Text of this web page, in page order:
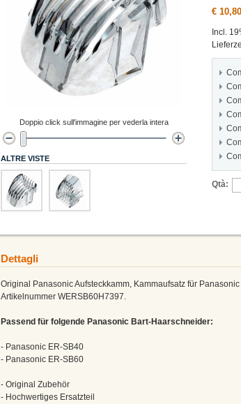
€ 10,80
Incl.
Qtà:
Doppio click sull'immagine per vederla intera
ALTRE VISTE
Dettagli
Original Panasonic Aufsteckkamm, Kammaufsatz für
Artikelnummer WERSB60H7397.
Passend für folgende Panasonic Bart-Haarschneider:
- Panasonic ER-SB40
- Panasonic ER-SB60
- Original Zubehör
- Hochwertiges Ersatzteil